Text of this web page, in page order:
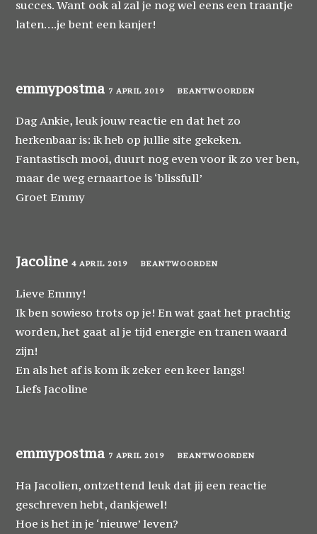
succes. Want ook al zal je nog wel eens een traantje
laten….je bent een kanjer!
emmypostma 7 APRIL 2019 BEANTWOORDEN
Dag Ankie, leuk jouw reactie en dat het zo
herkenbaar is: ik heb op jullie site gekeken.
Fantastisch mooi, duurt nog even voor ik zo ver ben,
maar de weg ernaartoe is ‘blissfull’
Groet Emmy
Jacoline4 APRIL 2019 BEANTWOORDEN
Lieve Emmy!
Ik ben sowieso trots op je! En wat gaat het prachtig
worden, het gaat al je tijd energie en tranen waard
zijn!
En als het af is kom ik zeker een keer langs!
Liefs Jacoline
emmypostma 7 APRIL 2019 BEANTWOORDEN
Ha Jacolien, ontzettend leuk dat jij een reactie
geschreven hebt, dankjewel!
Hoe is het in je ‘nieuwe’ leven?